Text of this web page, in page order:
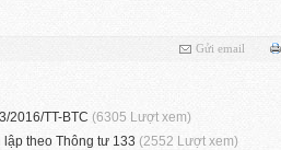
Gửi email
2016/TT-BTC (6305 Lượt xem)
theo Thông tư 133 (2552 Lượt xem)